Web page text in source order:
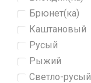
Брюнет(ка)
Каштановый
Русый
Рыжий
Светло-русый